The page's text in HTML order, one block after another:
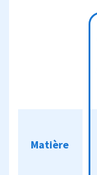
Matière
Matière